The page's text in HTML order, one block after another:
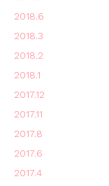
2018.6
2018.3
2018.2
2018.1
2017.12
2017.11
2017.8
2017.6
2017.4